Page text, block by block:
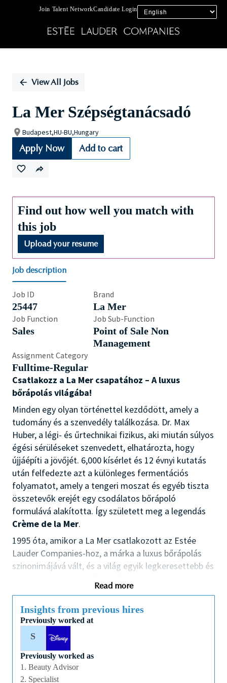
Join Talent NetworkCandidate Login
PositionView All Jobs
La Mer Szépségtanácsadó
Budapest,HU-BU,Hungary
Apply Now Add to cart
Find out how well you match with
this job
Upload your resume
Job description
Job ID
25447
Brand
La Mer
Job Function
Sales
Job Sub-Function
Point of Sale Non
Management
Assignment Category
Fulltime-Regular
Csatlakozz a La Mer csapatához – A luxus
bőrápolás világába!
Minden egy olyan történettel kezdődött, amely a
tudomány és a szenvedély találkozása. Dr. Max
Huber, a légi- és űrtechnikai fizikus, aki miután súlyos
égési sérüléseket szenvedett, elhatározta, hogy
újjáépíti a jövőjét. 6,000 kísérlet és 12 évnyi kutatás
után felfedezte azt a különleges fermentációs
folyamatot, amely a tengeri moszat és egyéb tiszta
összetevők erejét egy csodálatos bőrápoló
formulává alakította. Így született meg a legendás
Crème de la Mer.
1995 óta, amikor a La Mer csatlakozott az Estée
Lauder Companies-hoz, a márka a luxus bőrápolás
szinonimájává vált, és a világ egyik legkeresettebb és
Most lehetőséged van arra, hogy te is részese
légy annak az örökségnek, amely a szépségápolás
világát örökre megváltoztatta. Csatlakozz a La Mer
csapatához, és dolgozz velünk egy olyan márkánál,
amely minden egyes termékével a kifinomultságot
és a luxust képviseli
FELADATOK:
Read more
Insights from previous hires
Previously worked at
S
Previously worked as
1. Beauty Advisor
2. Specialist